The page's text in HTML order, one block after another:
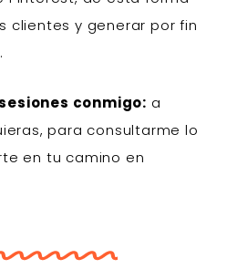
clientes y generar por fin
conmigo: a
para consultarme lo
en tu camino en